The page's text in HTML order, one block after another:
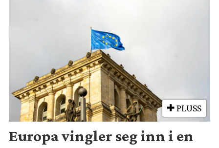
PLUSS
Europa vingler seg inn i en